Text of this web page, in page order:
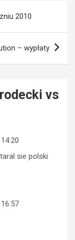
2010
– wypłaty
vs
sie polski